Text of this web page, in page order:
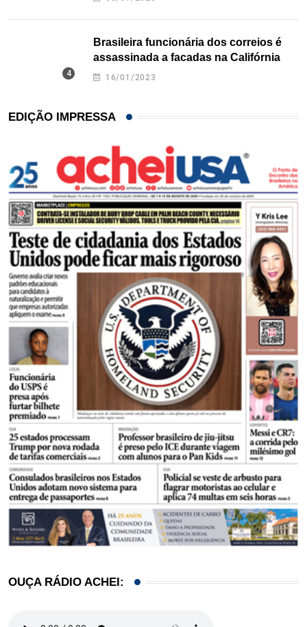
Brasileira funcionária dos correios é
assassinada a facadas na Califórnia
16/01/2023
EDIÇÃO IMPRESSA
OUÇA RÁDIO ACHEI: